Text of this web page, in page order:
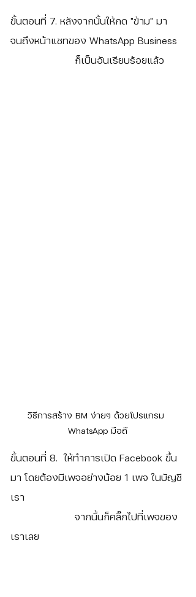
ขั้นตอนที่ 7. หลังจากนั้นให้กด "ข้าม" มา
จนถึงหน้าแชทของ WhatsApp Business
		     ก็เป็นอันเรียบร้อยแล้ว
วิธีการสร้าง BM ง่ายๆ ด้วยโปรแกรม
WhatsApp มือถื
ขั้นตอนที่ 8.  ให้ทำการเปิด Facebook ขึ้น
มา โดยต้องมีเพจอย่างน้อย 1 เพจ ในบัญชี
เรา
เราเลย